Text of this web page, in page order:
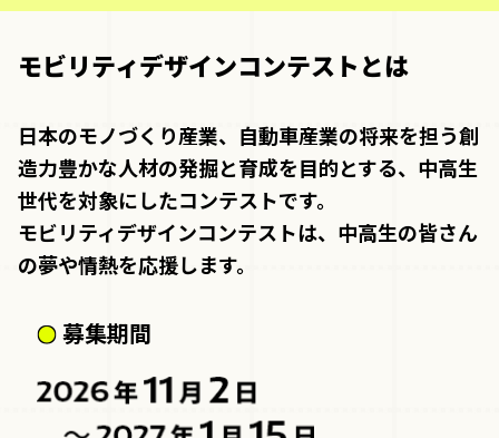
モビリティデザインコンテストとは
日本のモノづくり産業、自動車産業の将来を担う創
造力豊かな人材の発掘と育成を目的とする、中高生
世代を対象にしたコンテストです。
モビリティデザインコンテストは、中高生の皆さん
の夢や情熱を応援します。
募集期間